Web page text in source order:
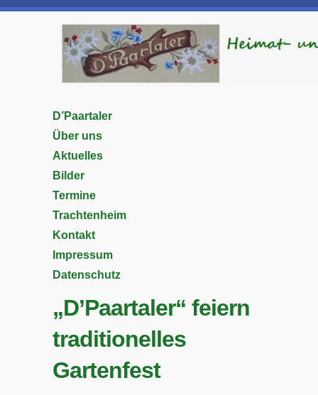
D’Paartaler
Über uns
Aktuelles
Bilder
Termine
Trachtenheim
Kontakt
Impressum
Datenschutz
„D’Paartaler“ feiern
traditionelles
Gartenfest